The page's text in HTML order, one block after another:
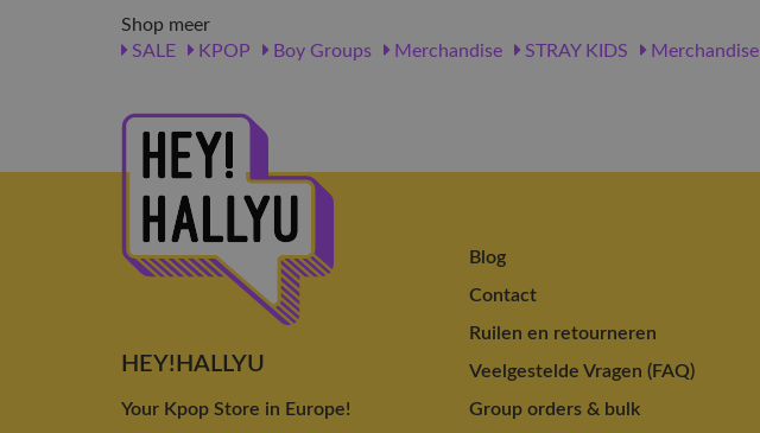
Shop meer
SALE
KPOP Boy Groups Merchandise STRAY KIDS Merchandise
HEY!HALLYU
Your Kpop Store in Europe!
Blog
Contact
Ruilen en retourneren
Veelgestelde Vragen (FAQ)
Group orders & bulk